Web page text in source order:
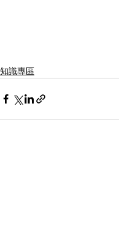
知識專區